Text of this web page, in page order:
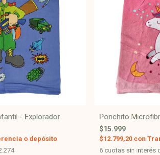
- Explorador
o depósito
Ponchito
$15.999
$12.799,20 con
6 cuotas sin interés